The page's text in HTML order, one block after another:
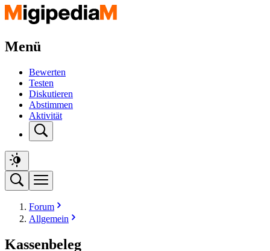
Menü
Bewerten
Testen
Diskutieren
Abstimmen
Aktivität
Forum
Allgemein
Kassenbeleg